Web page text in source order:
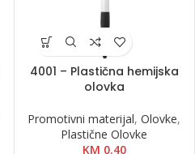
4001 – Plastična hemijska
olovka
Promotivni materijal,Olovke,
Plastične Olovke
KM 0.40